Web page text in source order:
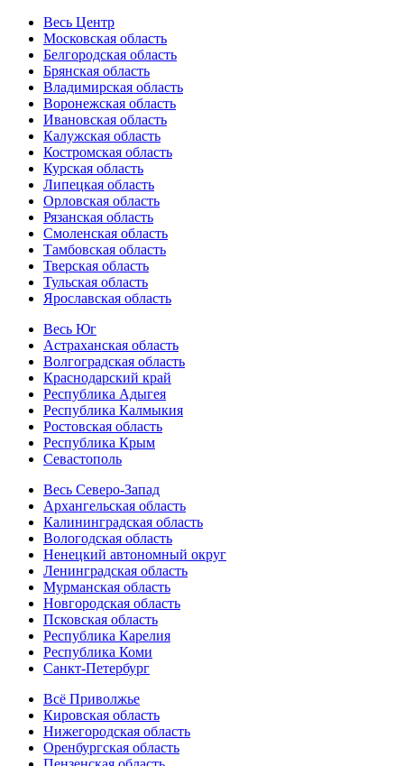
Весь Центр
Московская область
Белгородская область
Брянская область
Владимирская область
Воронежская область
Ивановская область
Калужская область
Костромская область
Курская область
Липецкая область
Орловская область
Рязанская область
Смоленская область
Тамбовская область
Тверская область
Тульская область
Ярославская область
Весь Юг
Астраханская область
Волгоградская область
Краснодарский край
Республика Адыгея
Республика Калмыкия
Ростовская область
Республика Крым
Севастополь
Весь Северо-Запад
Архангельская область
Калининградская область
Вологодская область
Ненецкий автономный округ
Ленинградская область
Мурманская область
Новгородская область
Псковская область
Республика Карелия
Республика Коми
Санкт-Петербург
Всё Приволжье
Кировская область
Нижегородская область
Оренбургская область